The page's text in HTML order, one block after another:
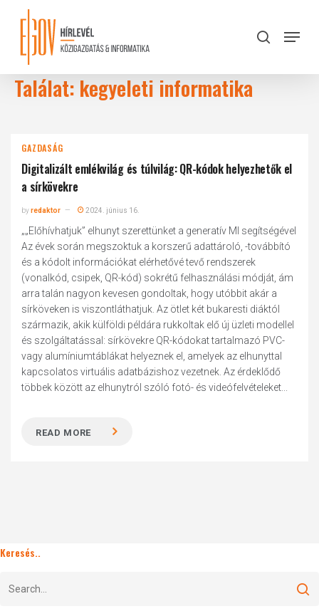
content
search
Menu
Találat: kegyeleti informatika
GAZDASÁG
Digitalizált emlékvilág és túlvilág: QR-kódok helyezhetők el
a sírkövekre
byredaktor 2024. június 16.
„„Előhívhatjuk” elhunyt szerettünket a generatív MI segítségével
Az évek során megszoktuk a korszerű adattároló, -továbbító
és a kódolt információkat elérhetővé tevő rendszerek
(vonalkód, csipek, QR-kód) sokrétű felhasználási módját, ám
arra talán nagyon kevesen gondoltak, hogy utóbbit akár a
sírköveken is viszontláthatjuk. Az ötlet két bukaresti diáktól
származik, akik külföldi példára rukkoltak elő új üzleti modellel
és szolgáltatással: sírkövekre QR-kódokat tartalmazó PVC-
vagy alumíniumtáblákat helyeznek el, amelyek az elhunyttal
kapcsolatos virtuális adatbázishoz vezetnek. Az érdeklődő
többek között az elhunytról szóló fotó- és videófelvételeket...
READ MORE
Keresés..
Close